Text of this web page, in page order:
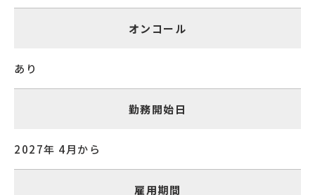
オンコール
あり
勤務開始日
2027年 4月から
雇用期間